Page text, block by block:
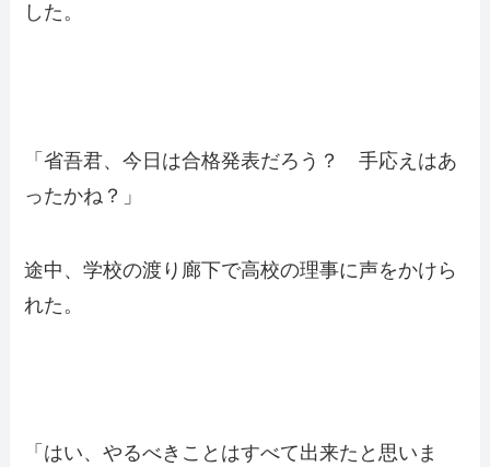
した。
「省吾君、今日は合格発表だろう？ 手応えはあ
ったかね？」
途中、学校の渡り廊下で高校の理事に声をかけら
れた。
「はい、やるべきことはすべて出来たと思いま